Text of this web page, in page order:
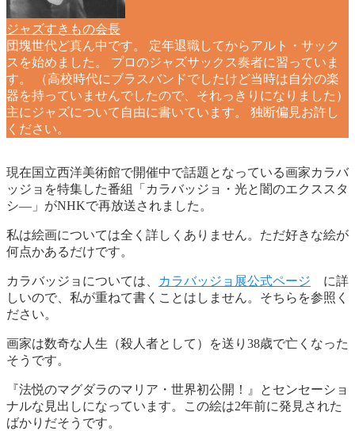
ジャズすきもの会長
団塊世代ど真ん中です。 定年退職してからアルト・サック
スを始めました。 プロのジャズサックス奏者に習っていま
す。 （高校時代にブラスバンドでしたけど当時は自分の楽
器を持っていませんでしたので、それっきりになりました）
主にジャズについて自由に書いています。 独断偏見お許し
ください。
現在国立西洋美術館で開催中で話題となっている画家カラバ
ッジョを特集した番組「カラバッジョ・光と闇のエクススタ
シ―」がNHKで再放送されました。
私は絵画については全く詳しくありません。ただ好きな絵が
何点かあるだけです。
カラバッジョについては、 カラバッジョ展公式ページ に詳
しいので、私が重ねて書くことはしません。そちらを参照く
ださい。
画家は数奇な人生（殺人者として）を送り38歳で亡くなった
そうです。
『法悦のマグダラのマリア・世界初公開！』とセンセーショ
ナルな見出しになっています。この絵は2年前に発見された
ばかりだそうです。